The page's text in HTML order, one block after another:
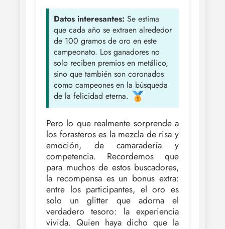
Datos interesantes: Se estima
que cada año se extraen alrededor
de 100 gramos de oro en este
campeonato. Los ganadores no
solo reciben premios en metálico,
sino que también son coronados
como campeones en la búsqueda
de la felicidad eterna.
Pero lo que realmente sorprende a
los forasteros es la mezcla de risa y
emoción, de camaradería y
competencia. Recordemos que
para muchos de estos buscadores,
la recompensa es un bonus extra:
entre los participantes, el oro es
solo un glitter que adorna el
verdadero tesoro: la experiencia
vivida. Quien haya dicho que la